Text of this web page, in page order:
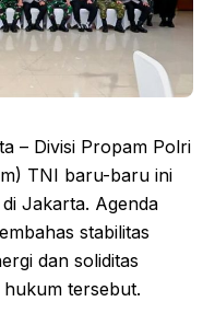
– Divisi Propam Polri
TNI baru-baru ini
Jakarta. Agenda
stabilitas
dan soliditas
tersebut.